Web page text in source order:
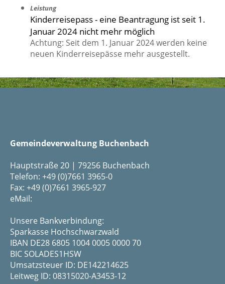
Leistung
Kinderreisepass - eine Beantragung ist seit 1.
Januar 2024 nicht mehr möglich
Achtung: Seit dem 1. Januar 2024 werden keine
neuen Kinderreisepässe mehr ausgestellt.
Gemeindeverwaltung Buchenbach
Hauptstraße 20 | 79256 Buchenbach
Telefon: +49 (0)7661 3965-0
Fax: +49 (0)7661 3965-927
eMail:
Unsere Bankverbindung:
Sparkasse Hochschwarzwald
IBAN DE28 6805 1004 0005 0000 70
BIC SOLADES1HSW
Umsatzsteuer ID: DE142214625
Leitweg ID: 08315020-A3453-12